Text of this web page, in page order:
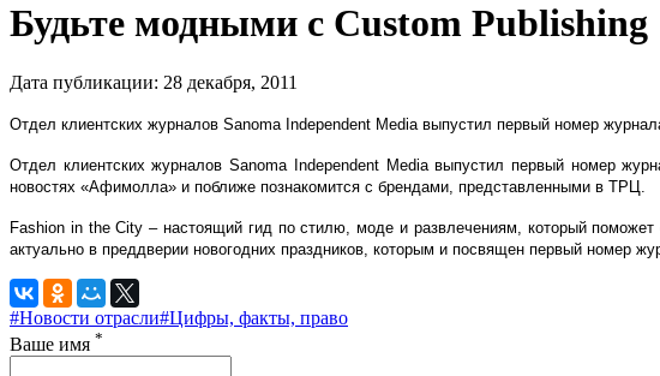
Будьте модными с Custom Publishing
Дата публикации: 28 декабря, 2011
Отдел клиентских журналов Sanoma Independent Media выпустил первый номер
Отдел клиентских журналов Sanoma Independent Media выпустил первый номер
новостях «Афимолла» и поближе познакомится с брендами, представленными в ТРЦ.
Fashion in the City – настоящий гид по стилю, моде и развлечениям, который поможет
актуально в преддверии новогодних праздников, которым и посвящен первый номер
#Новости отрасли#Цифры, факты, право
Ваше имя *